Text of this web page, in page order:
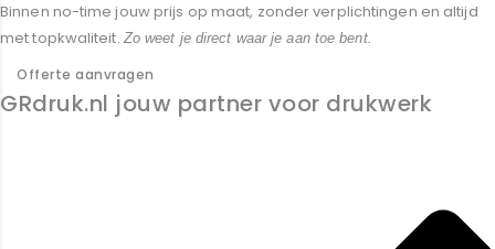
Binnen no-time jouw prijs op maat, zonder verplichtingen en altijd
met topkwaliteit. Zo weet je direct waar je aan toe bent.
Offerte aanvragen
GRdruk.nl jouw partner voor drukwerk